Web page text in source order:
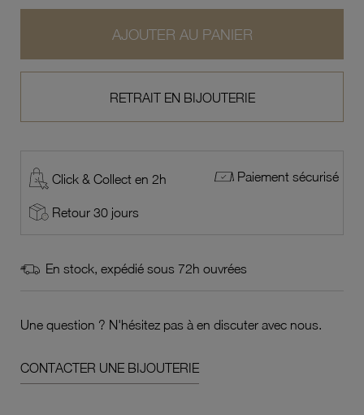
AJOUTER AU PANIER
RETRAIT EN BIJOUTERIE
Click & Collect en 2h Paiement sécurisé
Retour 30 jours
En stock, expédié sous 72h ouvrées
Une question ? N'hésitez pas à en discuter avec nous.
CONTACTER UNE BIJOUTERIE